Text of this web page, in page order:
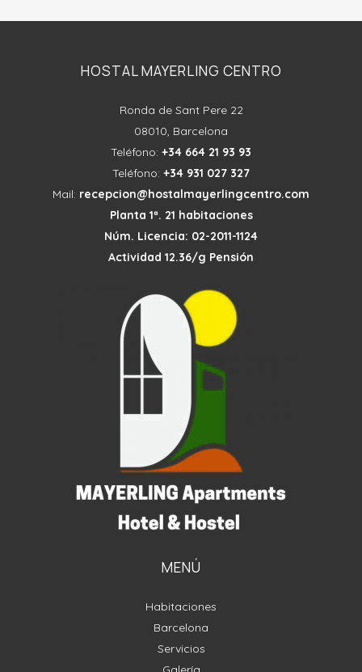
HOSTAL MAYERLING CENTRO
Ronda de Sant Pere 22
08010, Barcelona
Teléfono: +34 664 21 93 93
Teléfono: +34 931 027 327
Mail: recepcion@hostalmayerlingcentro.com
Planta 1ª. 21 habitaciones
Núm. Licencia: 02-2011-1124
Actividad 12.36/g Pensión
MENÚ
Habitaciones
Barcelona
Servicios